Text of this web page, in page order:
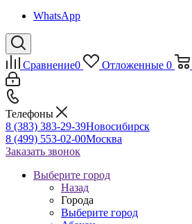
WhatsApp
Сравнение0 Отложенные 0
Телефоны
8 (383) 383-29-39Новосибирск
8 (499) 553-02-00Москва
Заказать звонок
Выберите город
Назад
Города
Выберите город